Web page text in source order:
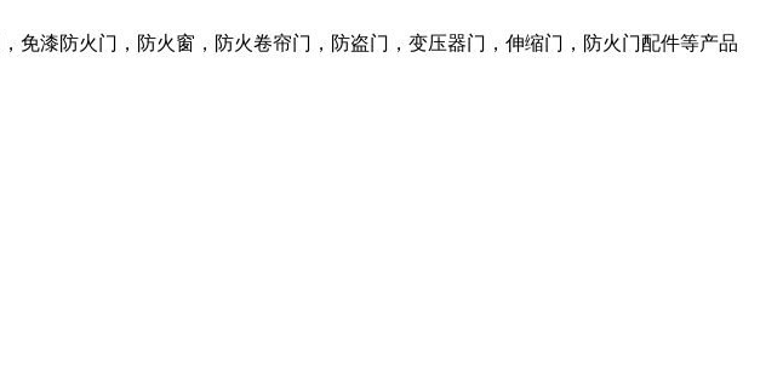
免漆防火门，防火窗，防火卷帘门，防盗门，变压器门，伸缩门，防火门配件等产品